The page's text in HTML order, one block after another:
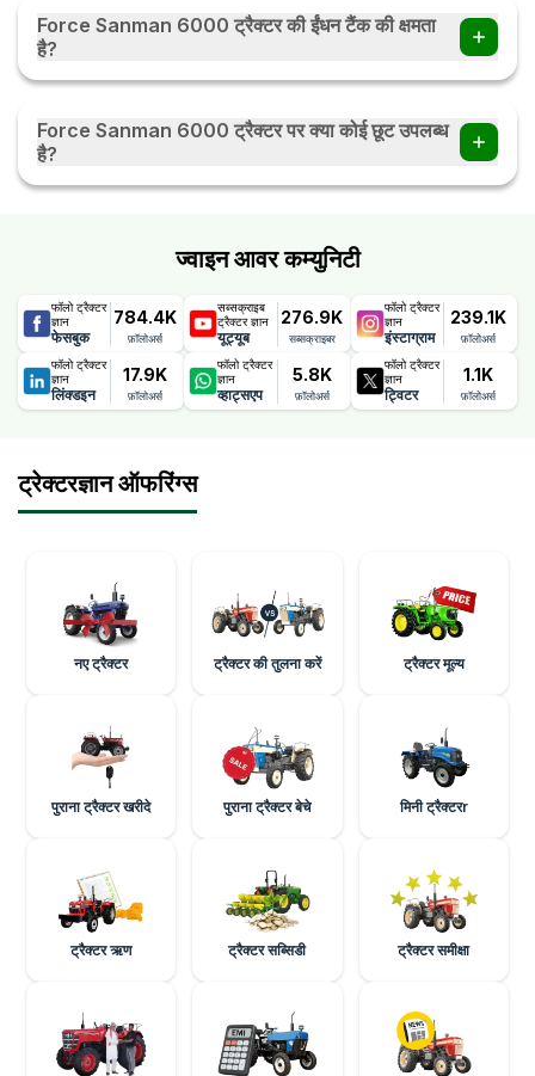
Force Sanman 6000 ट्रैक्टर की ईंधन टैंक की क्षमता
है?
Force Sanman 6000 ट्रैक्टर की ईंधन टैंक की क्षमता 54 L हैं।
Force Sanman 6000 ट्रैक्टर पर क्या कोई छूट उपलब्ध
है?
छूट और ऑफ़र डीलरों द्वारा प्रदान किए जाते हैं जो समय-समय पर बदलते रहते
ज्वाइन आवर कम्युनिटी
फॉलो ट्रैक्टर
ज्ञान
फेसबुक
784.4K
फ़ॉलोअर्स
सब्सक्राइब
ट्रैक्टर ज्ञान
यूट्यूब
276.9K
सब्सक्राइबर
फॉलो ट्रैक्टर
ज्ञान
इंस्टाग्राम
239.1K
फ़ॉलोअर्स
फॉलो ट्रैक्टर
ज्ञान
लिंक्डइन
17.9K
फ़ॉलोअर्स
फॉलो ट्रैक्टर
ज्ञान
व्हाट्सएप
5.8K
फ़ॉलोअर्स
फॉलो ट्रैक्टर
ज्ञान
ट्विटर
1.1K
फ़ॉलोअर्स
ट्रेक्टरज्ञान ऑफरिंग्स
नए ट्रैक्टर ट्रैक्टर की तुलना करें ट्रैक्टर मूल्य
पुराना ट्रैक्टर खरीदे पुराना ट्रैक्टर बेचे मिनी ट्रैक्टरr
ट्रैक्टर ऋण ट्रैक्टर सब्सिडी ट्रैक्टर समीक्षा